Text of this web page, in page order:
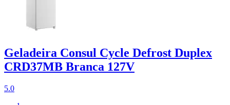
Geladeira Consul Cycle Defrost Duplex
CRD37MB Branca 127V
5.0